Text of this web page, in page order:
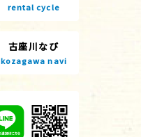
rental cycle
古座川なび
kozagawa navi